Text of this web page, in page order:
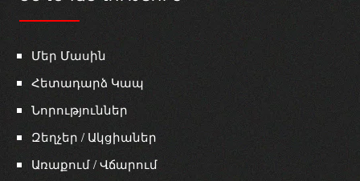
Մեր Մասին
Հետադարձ Կապ
Նորություններ
Զեղչեր / Ակցիաներ
Առաքում / Վճարում